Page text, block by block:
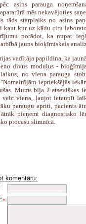
asins parauga
mēs nekavējoties
tāds starplaiks no asins
kaut kur uz kādu citu
norādot, ka nupat
jauns bioķīmiskais
vadītāja papildina, ka
divus moduļus -
no viena parauga
iepriekšējās
Mums bija 2 atsevišķas
veic viena, ļaujot ietaupīt
paraugu apriti, pacients
pieņemt diagnostisko
procesu slimnīcā.
komentāru:
*